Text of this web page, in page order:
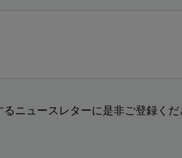
ニュースレターに是非ご登録く